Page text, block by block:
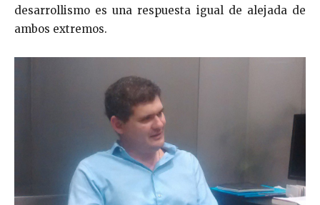
desarrollismo es una respuesta igual de alejada de
ambos extremos.